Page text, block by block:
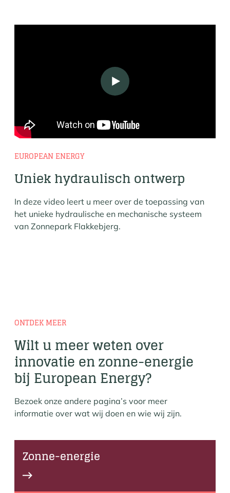
EUROPEAN ENERGY
Uniek hydraulisch ontwerp
In deze video leert u meer over de toepassing van
het unieke hydraulische en mechanische systeem
van Zonnepark Flakkebjerg.
Play
ONTDEK MEER
Wilt u meer weten over
innovatie en zonne-energie
bij European Energy?
Bezoek onze andere pagina’s voor meer
informatie over wat wij doen en wie wij zijn.
Zonne-energie
Zonne-energie